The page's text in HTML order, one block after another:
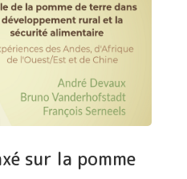
sur la pomme